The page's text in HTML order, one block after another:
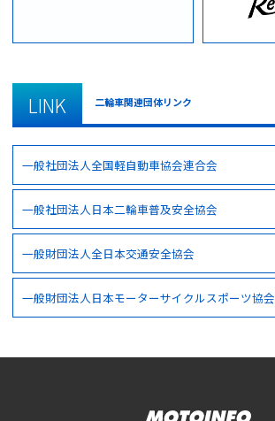
LINK 二輪車関連団体リンク
一般社団法人全国軽自動車協会連合会
一般社団法人日本二輪車普及安全協会
一般財団法人全日本交通安全協会
一般財団法人日本モーターサイクルスポーツ協会